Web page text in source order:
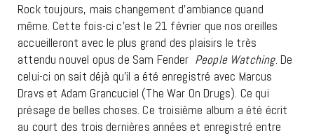
Rock toujours, mais changement d’ambiance quand
même. Cette fois-ci c’est le 21 février que nos oreilles
accueilleront avec le plus grand des plaisirs le très
attendu nouvel opus de Sam Fender People Watching. De
celui-ci on sait déjà qu’il a été enregistré avec Marcus
Dravs et Adam Grancuciel (The War On Drugs). Ce qui
présage de belles choses. Ce troisième album a été écrit
au court des trois dernières années et enregistré entre